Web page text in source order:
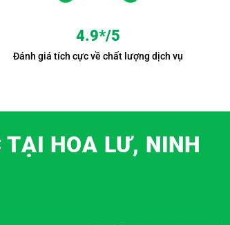
4.9*/5
Đánh giá tích cực về chất lượng dịch vụ
TẠI HOA LƯ, NINH